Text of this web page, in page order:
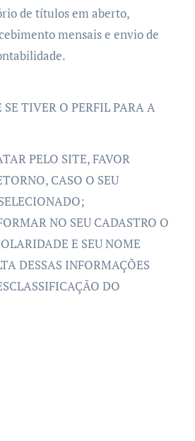
de títulos em aberto,
mensais e envio de
SE TIVER O PERFIL PARA A
PELO SITE, FAVOR
CASO O SEU
NO SEU CADASTRO O
E SEU NOME
DESSAS INFORMAÇÕES
DO